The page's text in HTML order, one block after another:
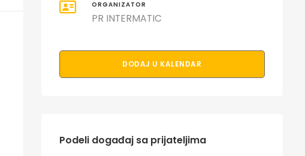
ORGANIZATOR
PR INTERMATIC
DODAJ U KALENDAR
Podeli događaj sa prijateljima